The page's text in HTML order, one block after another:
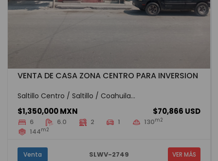
VENTA DE CASA ZONA CENTRO PARA INVERSION
Saltillo Centro / Saltillo / Coahuila...
$1,350,000 MXN $70,866 USD
6 6.0 2 1 130m2
144m2
Venta SLWV-2749 VER MÁS